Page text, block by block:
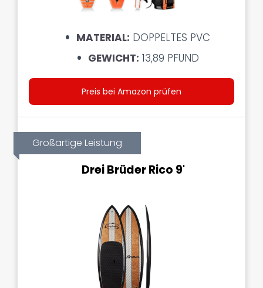
MATERIAL: DOPPELTES PVC
GEWICHT: 13,89 PFUND
Preis bei Amazon prüfen
Großartige Leistung
Drei Brüder Rico 9'